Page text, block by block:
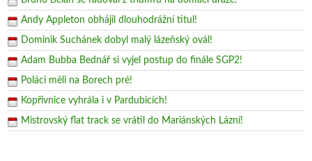
Andy Appleton obhájil dlouhodrážní titul!
Dominik Suchánek dobyl malý lázeňský ovál!
Adam Bubba Bednář si vyjel postup do finále SGP2!
Poláci měli na Borech pré!
Kopřivnice vyhrála i v Pardubicích!
Mistrovský flat track se vrátil do Mariánských Lázní!